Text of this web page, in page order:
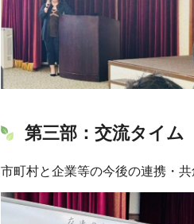
第三部：交流タイム
市町村と企業等の今後の連携・